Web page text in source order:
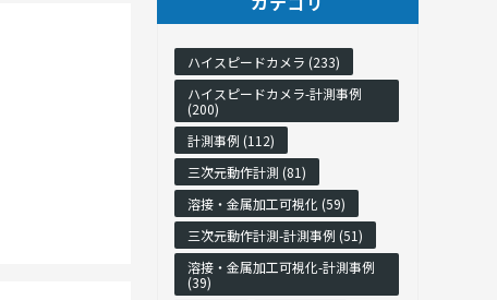
ハイスピードカメラ (233)
ハイスピードカメラ-計測事例
(200)
計測事例 (112)
三次元動作計測 (81)
溶接・金属加工可視化 (59)
三次元動作計測-計測事例 (51)
溶接・金属加工可視化-計測事例
(39)